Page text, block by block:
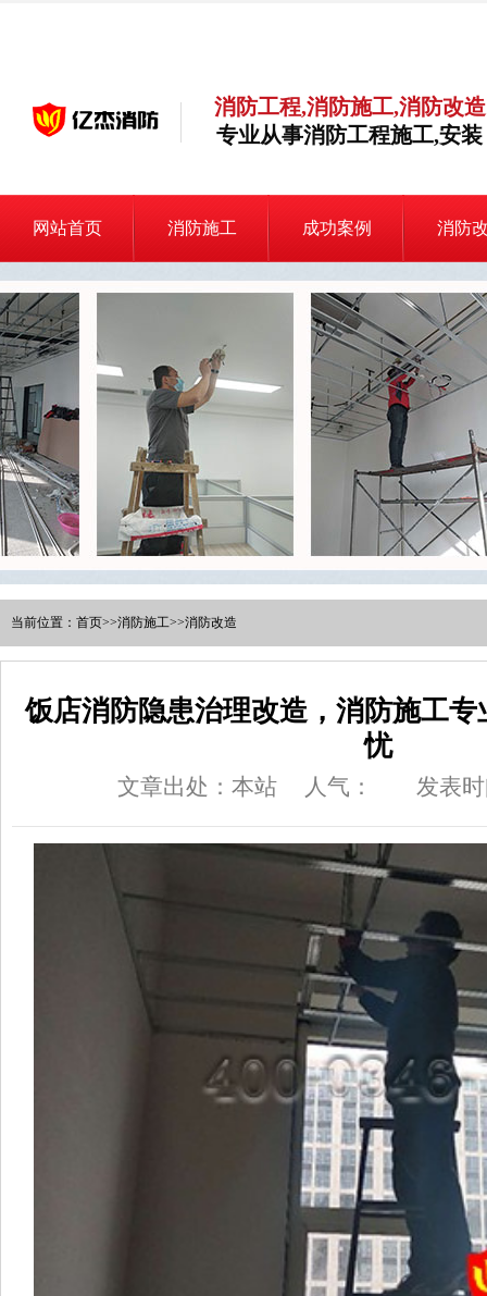
消防工程,消防施工,消防改造
专业从事消防工程施工,安装
网站首页 消防施工 成功案例 消防
当前位置： 首页>>消防施工>>消防改造
饭店消防隐患治理改造，消防施工
忧
文章出处：本站 人气： 发表